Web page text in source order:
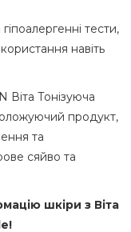
тести,
навіть
Віта Тонізуюча
продукт,
та
сяйво та
шкіри з Віта